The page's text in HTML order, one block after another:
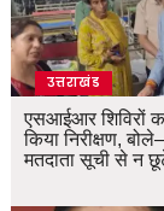
उत्तराखंड
एसआईआर शिविरों
किया निरीक्षण,
मतदाता सूची से न